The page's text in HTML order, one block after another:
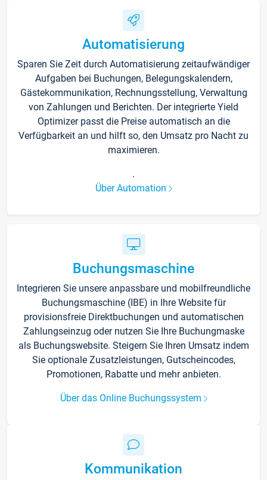
Automatisierung
Sparen Sie Zeit durch Automatisierung zeitaufwändiger
Aufgaben bei Buchungen, Belegungskalendern,
Gästekommunikation, Rechnungsstellung, Verwaltung
von Zahlungen und Berichten. Der integrierte Yield
Optimizer passt die Preise automatisch an die
Verfügbarkeit an und hilft so, den Umsatz pro Nacht zu
maximieren.
.
Über Automation
Buchungsmaschine
Integrieren Sie unsere anpassbare und mobilfreundliche
Buchungsmaschine (IBE) in Ihre Website für
provisionsfreie Direktbuchungen und automatischen
Zahlungseinzug oder nutzen Sie Ihre Buchungmaske
als Buchungswebsite. Steigern Sie Ihren Umsatz indem
Sie optionale Zusatzleistungen, Gutscheincodes,
Promotionen, Rabatte und mehr anbieten.
Über das Online Buchungssystem
Kommunikation